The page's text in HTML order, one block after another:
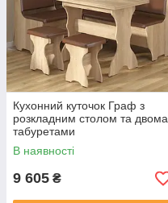
Кухонний куточок Граф з
розкладним столом та двома
табуретами
В наявності
9 605 ₴